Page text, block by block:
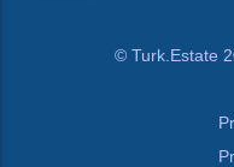
© Turk.Estate